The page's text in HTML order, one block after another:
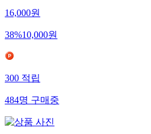
16,000원
38%10,000원
300 적립
484명 구매중